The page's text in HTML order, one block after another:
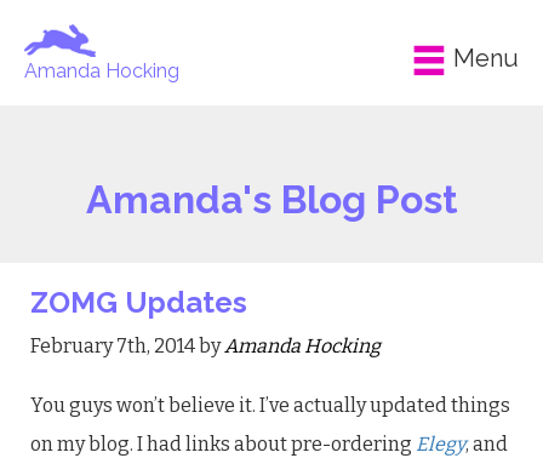
Amanda Hocking Menu
Amanda's Blog Post
ZOMG Updates
February 7th, 2014 byAmanda Hocking
You guys won’t believe it. I’ve actually updated things
on my blog. I had links about pre-ordering Elegy, and